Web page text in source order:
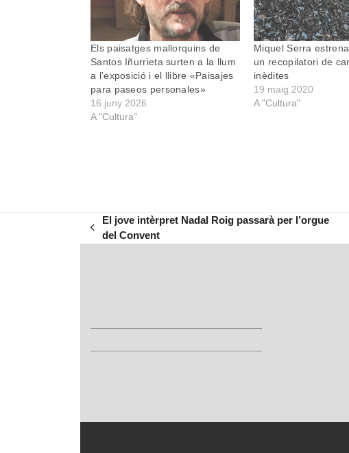
Els paisatges mallorquins de
Santos Iñurrieta surten a la llum
a l’exposició i el llibre «Paisajes
para paseos personales»
16 juny 2026
A "Cultura"
Miquel Serra
un recopilatori de
inèdites
19 maig 2020
A "Cultura"
previous
El jove intèrpret Nadal Roig passarà per l’orgue
del Convent